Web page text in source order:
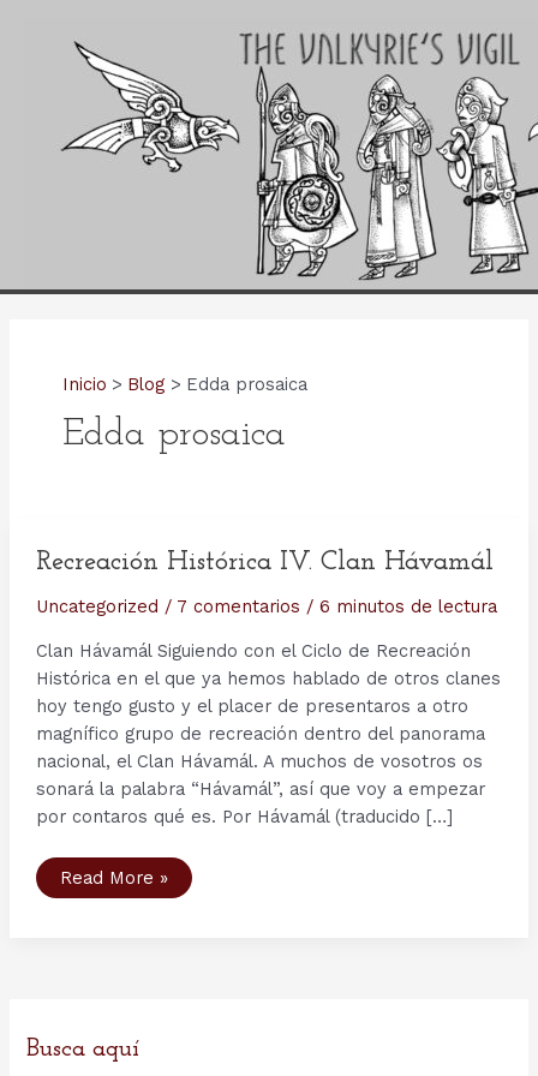
Inicio Blog Edda prosaica
Edda prosaica
Recreación Histórica IV. Clan Hávamál
Uncategorized / 7 comentarios / 6 minutos de lectura
Clan Hávamál Siguiendo con el Ciclo de Recreación
Histórica en el que ya hemos hablado de otros clanes
hoy tengo gusto y el placer de presentaros a otro
magnífico grupo de recreación dentro del panorama
nacional, el Clan Hávamál. A muchos de vosotros os
sonará la palabra “Hávamál”, así que voy a empezar
por contaros qué es. Por Hávamál (traducido […]
Recreación
Histórica
Read More »
Busca aquí